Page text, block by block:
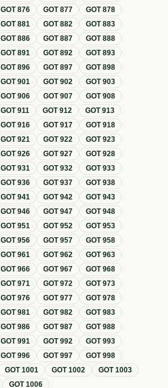
GOT876 GOT877 GOT878
GOT881 GOT882 GOT883
GOT886 GOT887 GOT888
GOT891 GOT892 GOT893
GOT896 GOT897 GOT898
GOT901 GOT902 GOT903
GOT906 GOT907 GOT908
GOT911 GOT912 GOT913
GOT916 GOT917 GOT918
GOT921 GOT922 GOT923
GOT926 GOT927 GOT928
GOT931 GOT932 GOT933
GOT936 GOT937 GOT938
GOT941 GOT942 GOT943
GOT946 GOT947 GOT948
GOT951 GOT952 GOT953
GOT956 GOT957 GOT958
GOT961 GOT962 GOT963
GOT966 GOT967 GOT968
GOT971 GOT972 GOT973
GOT976 GOT977 GOT978
GOT981 GOT982 GOT983
GOT986 GOT987 GOT988
GOT991 GOT992 GOT993
GOT996 GOT997 GOT998
GOT1001 GOT1002 GOT1003
GOT1006